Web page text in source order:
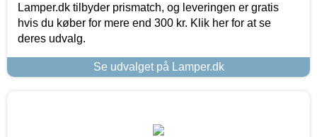
Lamper.dk tilbyder prismatch, og leveringen er gratis
hvis du køber for mere end 300 kr. Klik her for at se
deres udvalg.
Se udvalget på Lamper.dk